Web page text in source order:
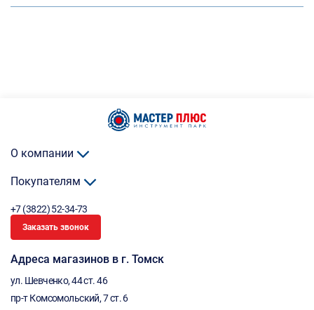
О компании
Покупателям
+7 (3822) 52-34-73
Заказать звонок
Адреса магазинов в г. Томск
ул. Шевченко, 44 ст. 46
пр-т Комсомольский, 7 ст. 6